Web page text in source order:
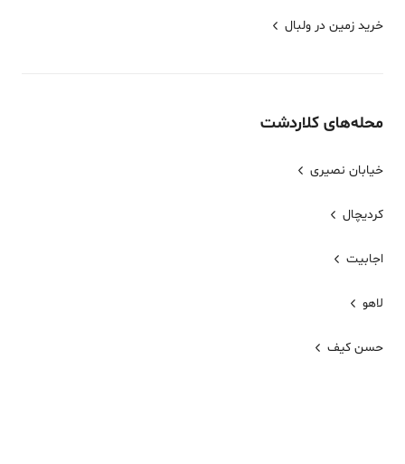
خرید زمین در ولبال
محله‌های کلاردشت
خیابان نصیری
کردیچال
اجابیت
لاهو
حسن کیف